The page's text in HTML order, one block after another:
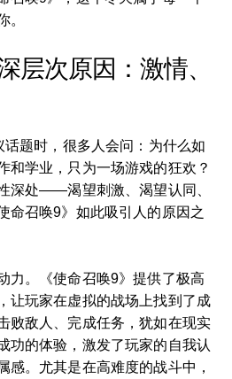
。
层次原因：激情、
话题时，很多人会问：为什么如
和学业，只为一场游戏的狂欢？
深处——渴望刺激、渴望认同、
命召唤9》如此吸引人的原因之
力。《使命召唤9》提供了极高
让玩家在虚拟的战场上找到了成
败敌人、完成任务，犹如在现实
功的体验，激发了玩家的自我认
感。尤其是在高难度的战斗中，